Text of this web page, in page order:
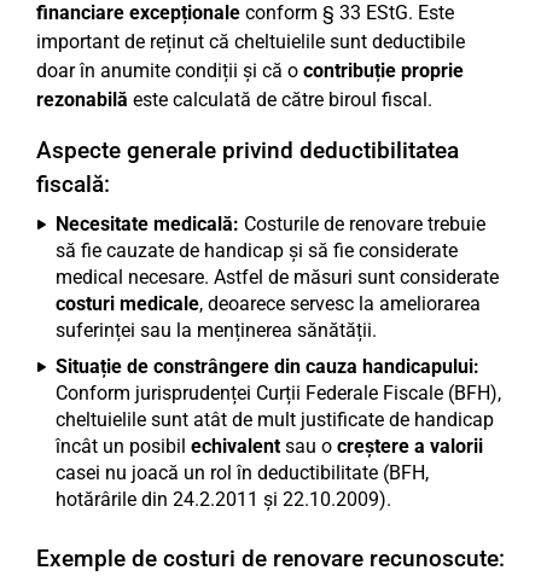
financiare excepționale conform § 33 EStG. Este
important de reținut că cheltuielile sunt deductibile
doar în anumite condiții și că o contribuție proprie
rezonabilă este calculată de către biroul fiscal.
Aspecte generale privind deductibilitatea
fiscală:
Necesitate medicală: Costurile de renovare trebuie
să fie cauzate de handicap și să fie considerate
medical necesare. Astfel de măsuri sunt considerate
costuri medicale, deoarece servesc la ameliorarea
suferinței sau la menținerea sănătății.
Situație de constrângere din cauza handicapului:
Conform jurisprudenței Curții Federale Fiscale (BFH),
cheltuielile sunt atât de mult justificate de handicap
încât un posibil echivalentsau o creștere a valorii
casei nu joacă un rol în deductibilitate (BFH,
hotărârile din 24.2.2011 și 22.10.2009).
Exemple de costuri de renovare recunoscute: